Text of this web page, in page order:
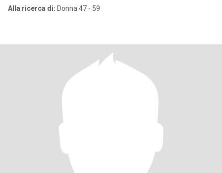
Alla ricerca di: Donna 47 - 59